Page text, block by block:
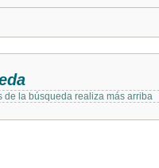
de la búsqueda realiza más arriba